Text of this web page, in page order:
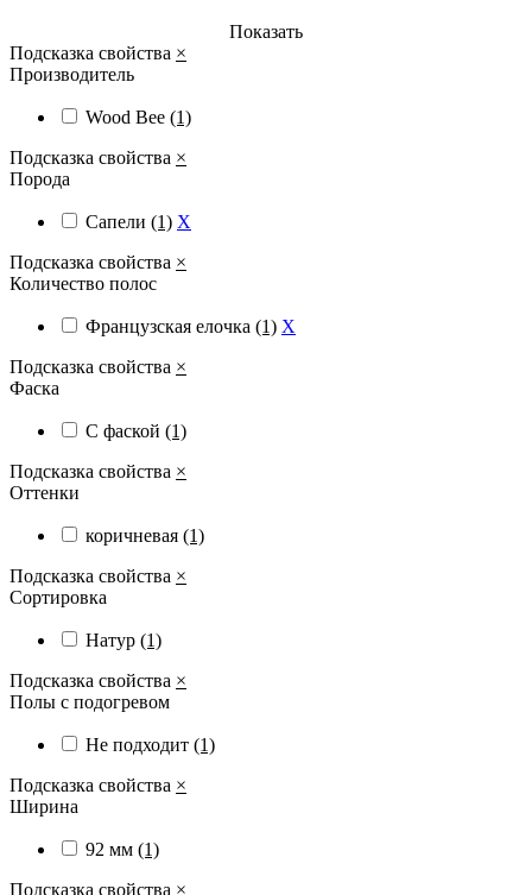
Показать
Подсказка свойства ×
Производитель
Wood Bee (1)
Подсказка свойства ×
Порода
Сапели (1) X
Подсказка свойства ×
Количество полос
Французская елочка (1) X
Подсказка свойства ×
Фаска
С фаской (1)
Подсказка свойства ×
Оттенки
коричневая (1)
Подсказка свойства ×
Сортировка
Натур (1)
Подсказка свойства ×
Полы с подогревом
Не подходит (1)
Подсказка свойства ×
Ширина
92 мм (1)
Подсказка свойства ×